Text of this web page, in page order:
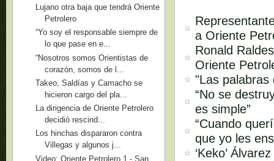
a Oriente
Ronald
Oriente
"Las palabras
“No se
es simple”
“Cuando
que yo les
‘Keko’
Lujano otra baja que tendrá Oriente
Petrolero
“Yo soy el responsable siempre de
lo que pase en e...
“Nosotros somos Orientistas de
corazón, somos de l...
Takeo, Saldías y Camacho se
hicieron cargo del pla...
La dirigencia de Oriente Petrolero
decidió rescind...
Los hinchas dispararon contra
Villegas y algunos j...
Video: Oriente Petrolero 1 - San